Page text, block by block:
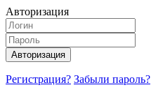
Авторизация
Авторизация
Регистрация? Забыли пароль?